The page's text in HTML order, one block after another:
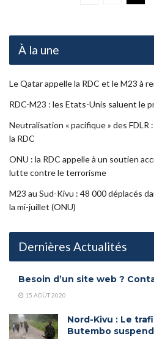
À la une
Le Qatar appelle la RDC et le M23 à
RDC-M23 : les Etats-Unis saluent le
Neutralisation « pacifique » des FDLR
la RDC
ONU : la RDC appelle à un soutien
lutte contre le terrorisme
M23 au Sud-Kivu : 48 000 déplacés
la mi-juillet (ONU)
Dernières Actualités
Besoin d’un site web ?
15 AOÛT 2020
Nord-Kivu : Le
Butembo